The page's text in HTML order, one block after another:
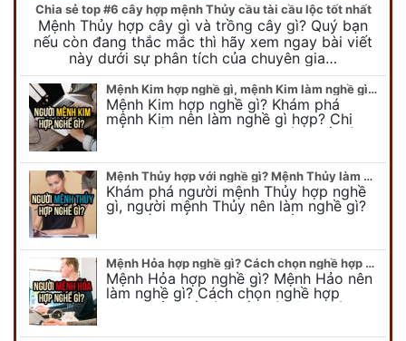
Chia sẻ top #6 cây hợp mệnh Thủy cầu tài cầu lộc tốt nhất
Mệnh Thủy hợp cây gì và trồng cây gì? Quý bạn
nếu còn đang thắc mắc thì hãy xem ngay bài viết
này dưới sự phân tích của chuyên gia…
Mệnh Kim hợp nghề gì, mệnh Kim làm nghề gì để #Phát Tài Lộc
Mệnh Kim hợp nghề gì? Khám phá
mệnh Kim nên làm nghề gì hợp? Chi
tiết người mang kim hợp với nghề gì sẽ
Mệnh Thủy hợp với nghề gì? Mệnh Thủy làm nghề gì để #Ăn nên làm ra
Khám phá người mệnh Thủy hợp nghề
gì, người mệnh Thủy nên làm nghề gì?
Chi tiết nghề hợp mệnh Thủy sẽ được
Mệnh Hỏa hợp nghề gì? Cách chọn nghề hợp mệnh Hỏa hút nhiều tài lộc
Mệnh Hỏa hợp nghề gì? Mệnh Hảo nên
làm nghề gì? Cách chọn nghề hợp
mệnh Hỏa để hút nhiều tài lộc. Giúp